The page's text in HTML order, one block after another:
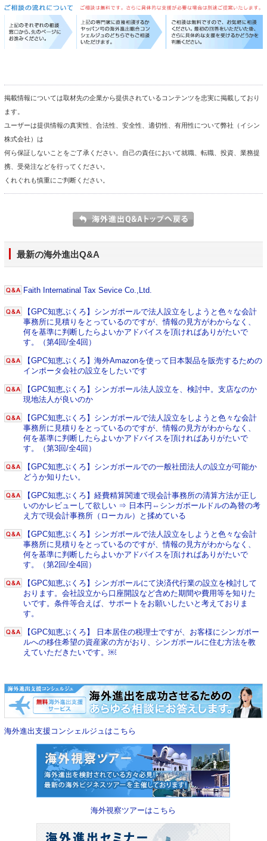
掲載情報については取材先の企業から提供されているコンテンツを忠実に掲載しており
ます。
ユーザーは提供情報の真実性、合法性、安全性、適切性、有用性について弊社（イシン
株式会社）は
何ら保証しないことをご了承ください。自己の責任において就職、転職、投資、業務提
携、受発注などを行ってください。
くれぐれも慎重にご判断ください。
最新の海外進出Q&A
Faith Internatinal Tax Sevice Co.,Ltd.
【GPC知恵ぶくろ】シンガポールで法人設立をしようと色々な会計
事務所に見積りをとっているのですが、情報の見方がわからなく、
何を基準に判断したらよいかアドバイスを頂ければありがたいで
す。（第4回/全4回）
【GPC知恵ぶくろ】海外Amazonを使って日本製品を販売するための
インポータ会社の設立をしたいです
【GPC知恵ぶくろ】シンガポール法人設立を、検討中。支店なのか
現地法人が良いのか
【GPC知恵ぶくろ】シンガポールで法人設立をしようと色々な会計
事務所に見積りをとっているのですが、情報の見方がわからなく、
何を基準に判断したらよいかアドバイスを頂ければありがたいで
す。（第3回/全4回）
【GPC知恵ぶくろ】シンガポールでの一般社団法人の設立が可能か
どうか知りたい。
【GPC知恵ぶくろ】経費精算関連で現会計事務所の清算方法が正し
いのかレビューして欲しい ⇒ 日本円⇔シンガポールドルの為替の考
え方で現会計事務所（ローカル）と揉めている
【GPC知恵ぶくろ】シンガポールで法人設立をしようと色々な会計
事務所に見積りをとっているのですが、情報の見方がわからなく、
何を基準に判断したらよいかアドバイスを頂ければありがたいで
す。（第2回/全4回）
【GPC知恵ぶくろ】シンガポールにて決済代行業の設立を検討して
おります。会社設立から口座開設など含めた期間や費用等を知りた
いです。条件等合えば、サポートをお願いしたいと考えておりま
す。
【GPC知恵ぶくろ】 日本居住の税理士ですが、お客様にシンガポー
ルへの移住希望の資産家の方がおり、シンガポールに住む方法を教
えていただきたいです。￼
海外進出支援コンシェルジュはこちら
海外視察ツアーはこちら